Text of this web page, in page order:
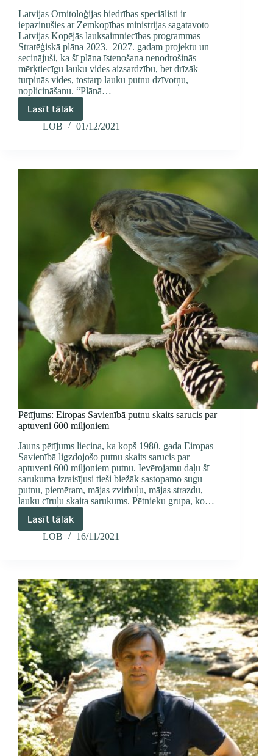
Latvijas Ornitoloģijas biedrības speciālisti ir
iepazinušies ar Zemkopības ministrijas sagatavoto
Latvijas Kopējās lauksaimniecības programmas
Stratēģiskā plāna 2023.–2027. gadam projektu un
secinājuši, ka šī plāna īstenošana nenodrošinās
mērķtiecīgu lauku vides aizsardzību, bet drīzāk
turpinās vides, tostarp lauku putnu dzīvotņu,
noplicināšanu. “Plānā…
Lasīt tālākLauksaimniecības
plāns
LOB 01/12/2021
Pētījums: Eiropas Savienībā putnu skaits sarucis par
aptuveni 600 miljoniem
Jauns pētījums liecina, ka kopš 1980. gada Eiropas
Savienībā ligzdojošo putnu skaits sarucis par
aptuveni 600 miljoniem putnu. Ievērojamu daļu šī
sarukuma izraisījusi tieši biežāk sastopamo sugu
putnu, piemēram, mājas zvirbuļu, mājas strazdu,
lauku cīruļu skaita sarukums. Pētnieku grupa, ko…
Lasīt tālāk
Pētījums:
Eiropas
sarucis
par
aptuveni
600
miljoniem
LOB 16/11/2021